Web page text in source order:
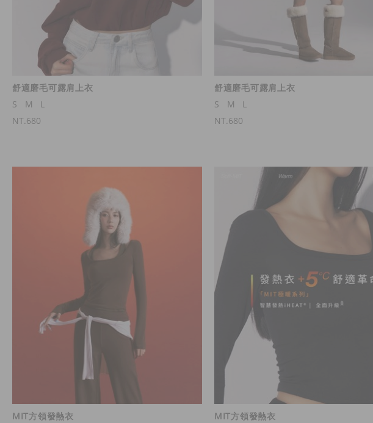
舒適磨毛可露肩上衣
S
M
L
NT.680
舒適磨毛可露肩上衣
S
M
L
NT.680
MIT方領發熱衣 MIT方領發熱衣